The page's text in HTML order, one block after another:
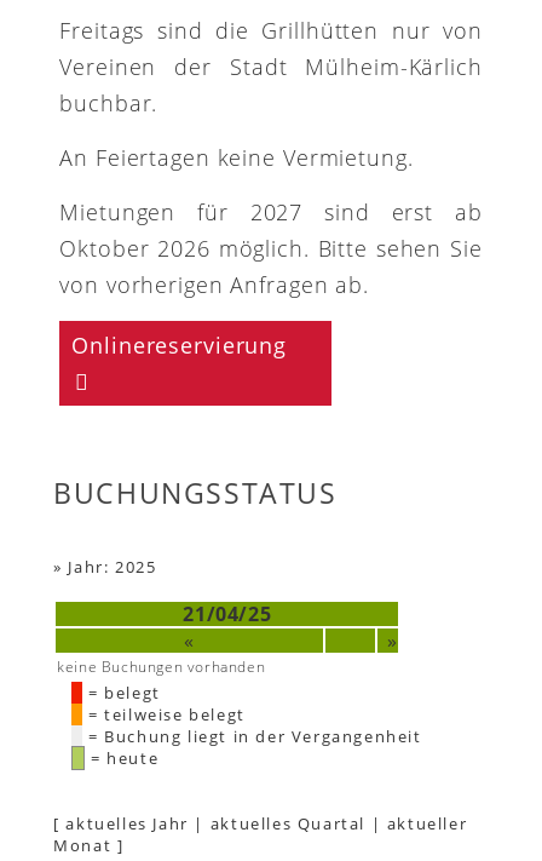
Freitags sind die Grillhütten nur von
Vereinen der Stadt Mülheim-Kärlich
buchbar.
An Feiertagen keine Vermietung.
Mietungen für 2027 sind erst ab
Oktober 2026 möglich. Bitte sehen Sie
von vorherigen Anfragen ab.
Onlinereservierung
BUCHUNGSSTATUS
» Jahr: 2025
21/04/25
«
»
keine Buchungen vorhanden
= belegt
= teilweise belegt
= Buchung liegt in der Vergangenheit
= heute
[aktuelles Jahr | aktuelles Quartal | aktueller
Monat ]